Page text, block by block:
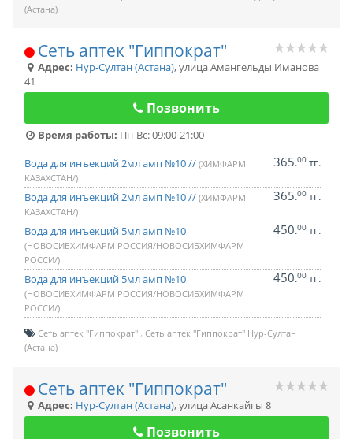
(Астана)
Сеть аптек "Гиппократ"
Адрес: Нур-Султан (Астана),улица Амангельды Иманова
41
Позвонить
Время работы: Пн-Вс: 09:00-21:00
Вода для инъекций 2мл амп №10 // (ХИМФАРМ
КАЗАХСТАН/)
365.00 тг.
Вода для инъекций 2мл амп №10 // (ХИМФАРМ
КАЗАХСТАН/)
365.00 тг.
Вода для инъекций 5мл амп №10
(НОВОСИБХИМФАРМ РОССИЯ/НОВОСИБХИМФАРМ
РОССИ/)
450.00 тг.
Вода для инъекций 5мл амп №10
(НОВОСИБХИМФАРМ РОССИЯ/НОВОСИБХИМФАРМ
РОССИ/)
450.00 тг.
Сеть аптек "Гиппократ" Сеть аптек "Гиппократ" Нур-Султан
(Астана)
Сеть аптек "Гиппократ"
Адрес: Нур-Султан (Астана),улица Асанкайгы 8
Позвонить